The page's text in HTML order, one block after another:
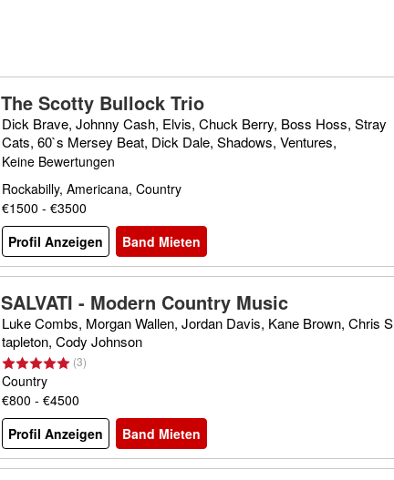
The Scotty Bullock Trio
Dick Brave, Johnny Cash, Elvis, Chuck Berry, Boss Hoss, Stray
Cats, 60`s Mersey Beat, Dick Dale, Shadows, Ventures,
Keine Bewertungen
Rockabilly, Americana, Country
€1500 - €3500
Profil Anzeigen
Band Mieten
SALVATI - Modern Country Music
Luke Combs, Morgan Wallen, Jordan Davis, Kane Brown, Chris S
tapleton, Cody Johnson
(3)
Country
€800 - €4500
Profil Anzeigen
Band Mieten